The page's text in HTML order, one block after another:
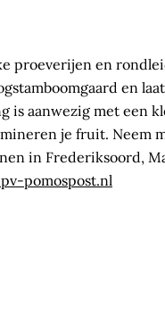
proeverijen en
en
is aanwezig met een
je fruit. Neem
in Frederiksoord,
pomospost.nl